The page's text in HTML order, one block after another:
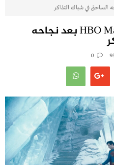
«سوبرمان» يحلق إلى HBO Max بعد نجاحه
0